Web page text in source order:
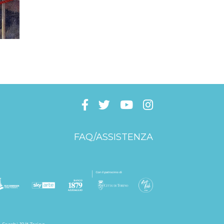
FAQ/ASSISTENZA